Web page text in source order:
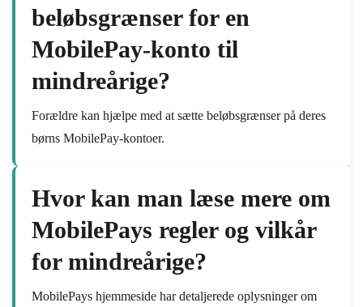
beløbsgrænser for en
MobilePay-konto til
mindreårige?
Forældre kan hjælpe med at sætte beløbsgrænser på deres
børns MobilePay-kontoer.
Hvor kan man læse mere om
MobilePays regler og vilkår
for mindreårige?
MobilePays hjemmeside har detaljerede oplysninger om